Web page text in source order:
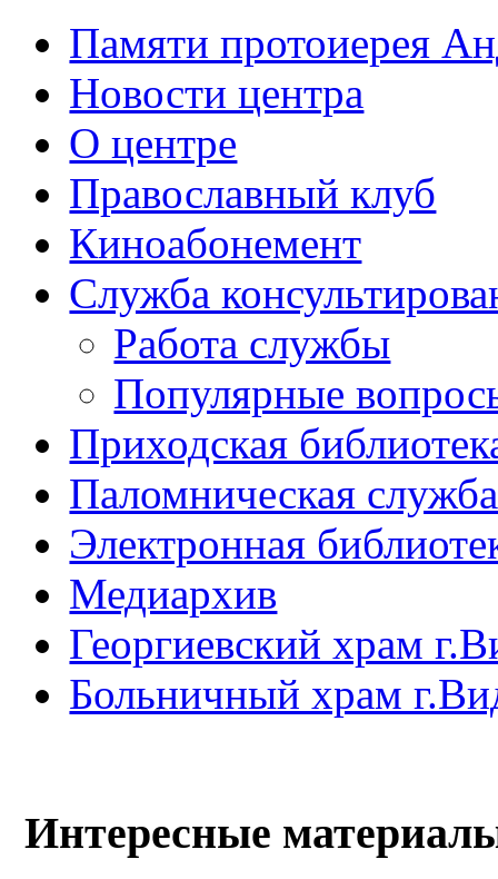
Памяти протоиерея
Новости центра
О центре
Православный клуб
Киноабонемент
Служба
Работа службы
Популярные
Приходская
Паломническая служба
Электронная
Медиархив
Георгиевский храм
Больничный храм
Интересные